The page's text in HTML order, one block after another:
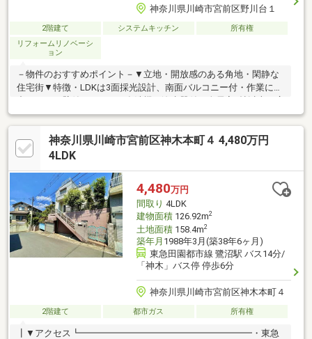
神奈川県川崎市宮前区野川台１
2階建て システムキッチン
所有権
リフォームリノベーシ
ョン
－物件のおすすめポイント－▼立地・開放感のある角地・閑静な
住宅街▼特徴・LDKは3面採光設計、南面バルコニー付・作業に集
さ・全居室フローリング仕様▼2025年11月室内リフォーム済【交
換】キッチン、トイレ(1・2階)【張替】クロス(天井・壁部分)、
CF(洗面所・トイレ1・2階)【その他】電動シャッター設置(1階北
側洋室約12.0帖) 他※通路負担面積138.09平米のうち持分100分の1
件の詳細・ご相談はお気軽にお問い合わせください。
神奈川県川崎市宮前区神木本町４ 4,480万円
4LDK
4,480万円
間取り 4LDK
建物面積126.92m2
土地面積158.4m2
築年月 1988年3月(築38年6ヶ月)
東急田園都市線 鷺沼駅 バス14分/
「神木」バス停 停歩6分
神奈川県川崎市宮前区神木本町４
2階建て 都市ガス 所有権
┃▼アクセス┗━━━━━━━━━━━━━━━━━━━・東急